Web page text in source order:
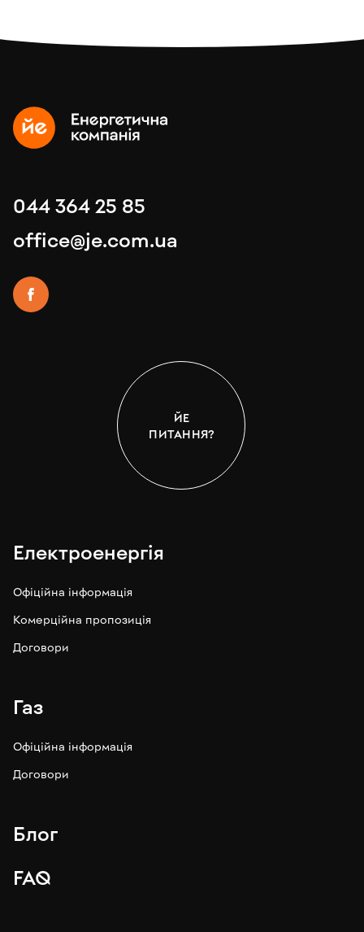
044 364 25 85
office@je.com.ua
ЙЕ
ПИТАННЯ?
Електроенергія
Офіційна інформація
Комерційна пропозиція
Договори
Газ
Офіційна інформація
Договори
Блог
FAQ